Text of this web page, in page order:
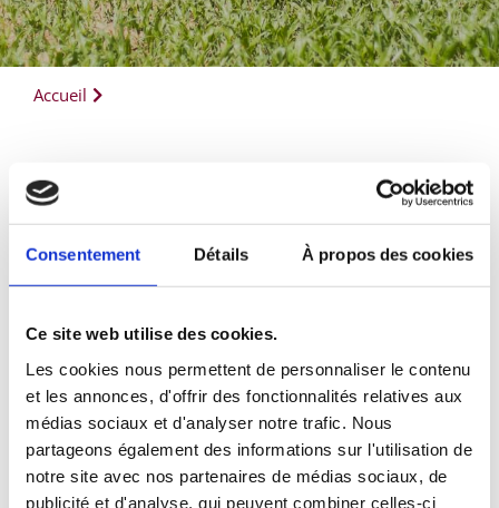
Consentement Détails À propos des cookies
Ce site web utilise des cookies.
Les cookies nous permettent de personnaliser le contenu
et les annonces, d'offrir des fonctionnalités relatives aux
médias sociaux et d'analyser notre trafic. Nous
partageons également des informations sur l'utilisation de
notre site avec nos partenaires de médias sociaux, de
publicité et d'analyse, qui peuvent combiner celles-ci
Accueil